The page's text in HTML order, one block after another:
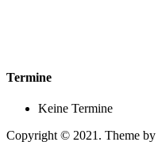
Termine
Keine Termine
Copyright © 2021. Theme by